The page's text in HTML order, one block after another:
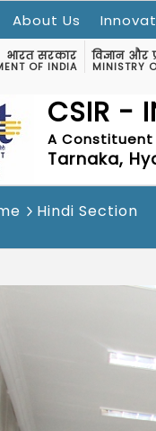
About Us
भारत सरकार
OF INDIA
विज्ञान और
MINISTRY
CSIR -
A Constituent
Tarnaka,
Hindi Section